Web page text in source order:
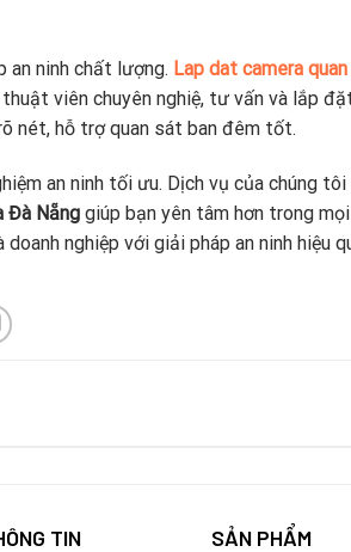
an ninh chất lượng. Lap dat camera
viên chuyên nghiệ, tư vấn và lắp
nét, hỗ trợ quan sát ban đêm tốt.
an ninh tối ưu. Dịch vụ của chúng tôi
Đà Nẵng giúp bạn yên tâm hơn trong
nghiệp với giải pháp an ninh hiệu
TIN SẢN PHẨM